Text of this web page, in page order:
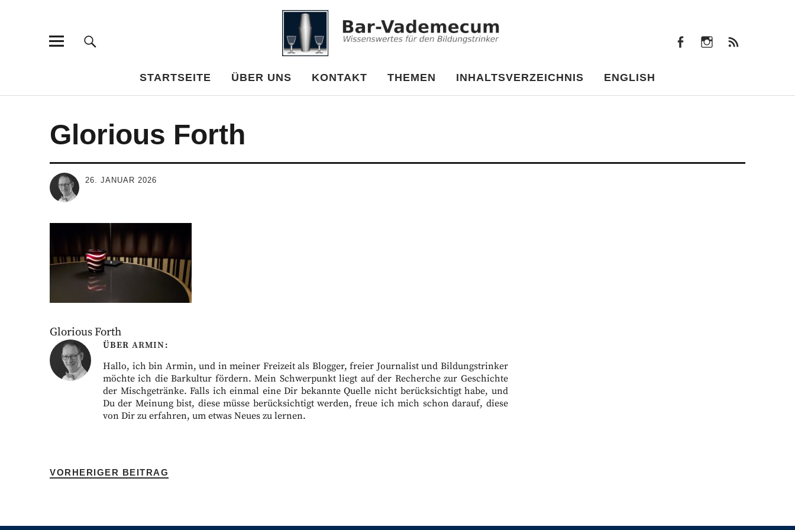
Bar-Vademecum
STARTSEITE ÜBER UNS KONTAKT THEMEN INHALTSVERZEICHNIS ENGLISH
Glorious Forth
26. JANUAR 2026
Glorious Forth
ÜBER ARMIN
Hallo, ich bin Armin, und in meiner Freizeit als Blogger, freier Journalist und Bildungstrinker
möchte ich die Barkultur fördern. Mein Schwerpunkt liegt auf der Recherche zur Geschichte
der Mischgetränke. Falls ich einmal eine Dir bekannte Quelle nicht berücksichtigt habe, und
Du der Meinung bist, diese müsse berücksichtigt werden, freue ich mich schon darauf, diese
von Dir zu erfahren, um etwas Neues zu lernen.
VORHERIGER BEITRAG